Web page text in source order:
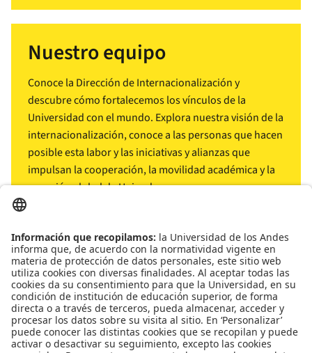
Nuestro equipo
Conoce la Dirección de Internacionalización y
descubre cómo fortalecemos los vínculos de la
Universidad con el mundo. Explora nuestra visión de la
internacionalización, conoce a las personas que hacen
posible esta labor y las iniciativas y alianzas que
impulsan la cooperación, la movilidad académica y la
conexión global de Uniandes.